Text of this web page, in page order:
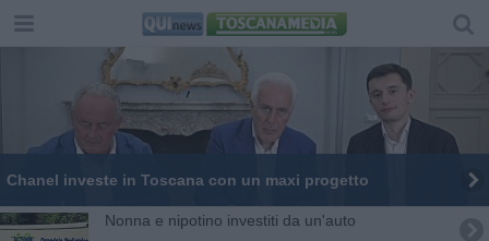
Chanel investe in Toscana con un maxi progetto
Nonna e nipotino investiti da un'auto